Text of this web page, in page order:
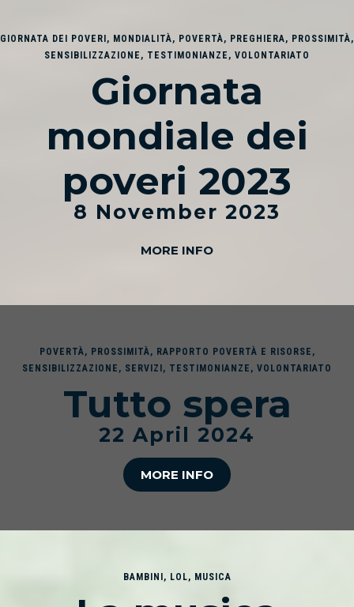
GIORNATA DEI POVERI , MONDIALITÀ, POVERTÀ, PREGHIERA, PROSSIMITÀ,
SENSIBILIZZAZIONE , TESTIMONIANZE , VOLONTARIATO
Giornata
mondiale dei
poveri 2023
8 November 2023
MORE INFO
POVERTÀ, PROSSIMITÀ, RAPPORTO POVERTÀ E RISORSE ,
SENSIBILIZZAZIONE , SERVIZI, TESTIMONIANZE , VOLONTARIATO
Tutto spera
22 April 2024
MORE INFO
BAMBINI , LOL, MUSICA